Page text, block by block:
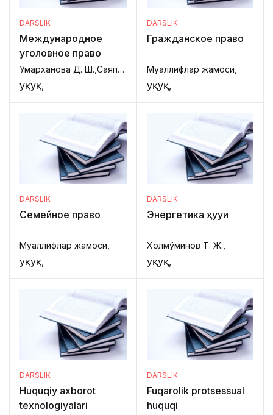
DARSLIK
Международное
уголовное право
Умарханова Д. Ш.,Саяпин С. В.,
Ҳуқуқ,
DARSLIK
Гражданское право
Муаллифлар жамоси,
Ҳуқуқ,
DARSLIK
Семейное право
Муаллифлар жамоси,
Ҳуқуқ,
DARSLIK
Энергетика ҳуқуқи
Холмўминов Т. Ж.,
Ҳуқуқ,
DARSLIK
Huquqiy axborot
texnologiyalari
DARSLIK
Fuqarolik protsessual
huquqi